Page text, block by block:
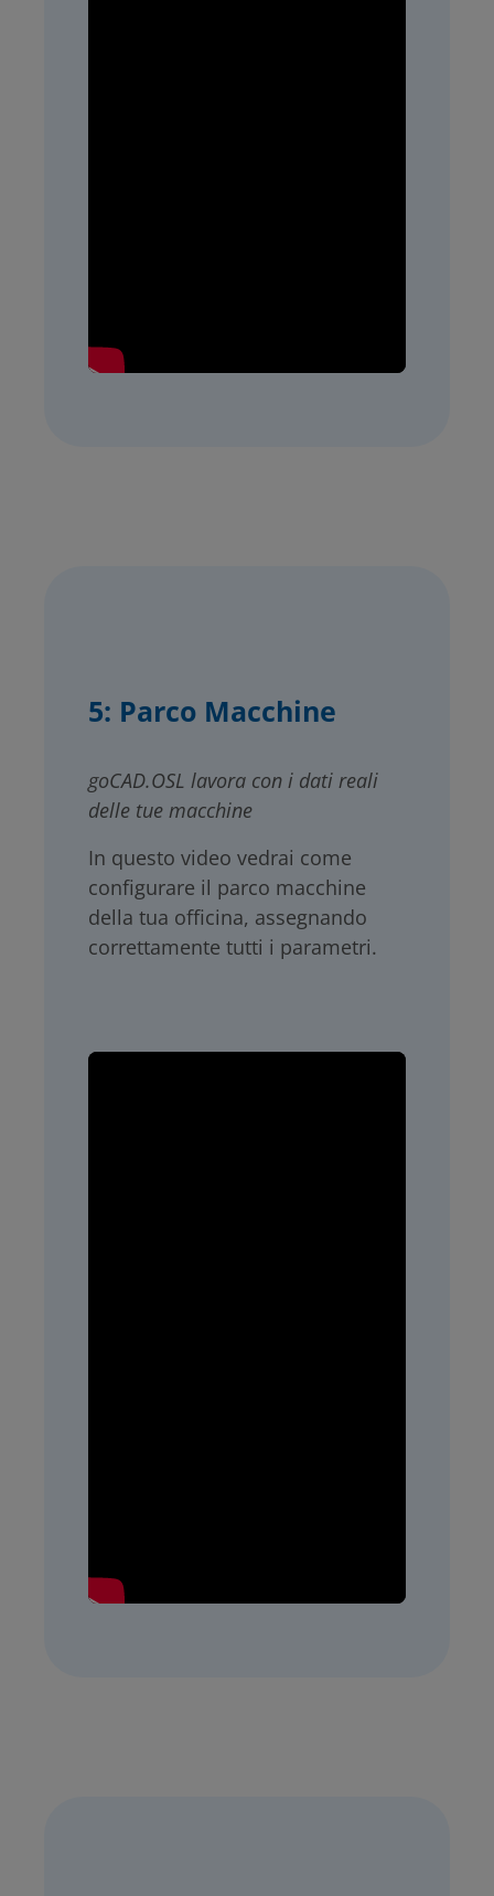
5: Parco Macchine
goCAD.OSL lavora con i dati reali
delle tue macchine
In questo video vedrai come
configurare il parco macchine
della tua officina, assegnando
correttamente tutti i parametri.